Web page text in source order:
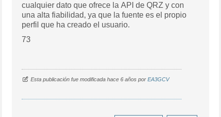
cualquier dato que ofrece la API de QRZ y con
una alta fiabilidad, ya que la fuente es el propio
perfil que ha creado el usuario.
73
Esta publicación fue modificada hace 6 años porEA3GCV